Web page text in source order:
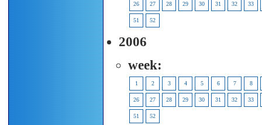
26 27 28 29 30 31 32 33
51 52
2006
week:
1 2 3 4 5 6 7 8
26 27 28 29 30 31 32 33
51 52